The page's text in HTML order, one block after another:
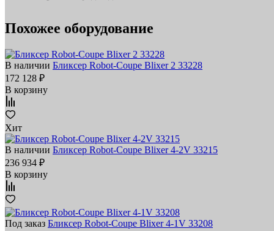
Похожее оборудование
В наличии Бликсер Robot-Coupe Blixer 2 33228
172 128 ₽
В корзину
Хит
В наличии Бликсер Robot-Coupe Blixer 4-2V 33215
236 934 ₽
В корзину
Под заказ Бликсер Robot-Coupe Blixer 4-1V 33208